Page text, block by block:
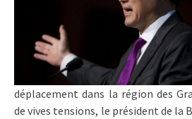
déplacement dans la région des
de vives tensions, le président de la